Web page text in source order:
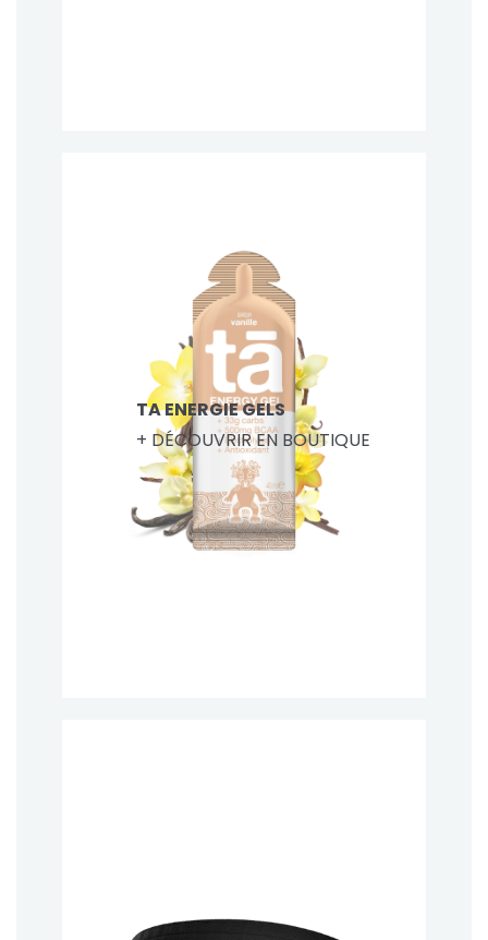
TA ENERGIE GELS
+ DÉCOUVRIR EN BOUTIQUE